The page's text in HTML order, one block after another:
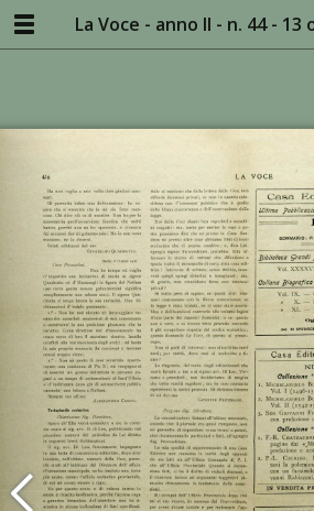
La Voce - anno II - n. 44 -